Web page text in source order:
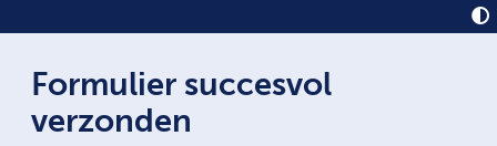
Formulier succesvol
verzonden